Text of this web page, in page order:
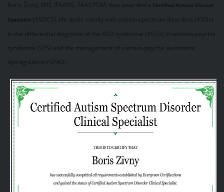
Boris Živný, MD, IFAANS, FAACPDM, was awarded a
Certified Autism Clinical
Specialist(ASDCS). He deals mainly with autism spectrum disorders (ASDs)
in the differential diagnosis of the ASD syndrome (ASDs) in somato-psychic
syndrome (SPS) and the management of somato-psychic autonomic
dysregulation (SPAD).